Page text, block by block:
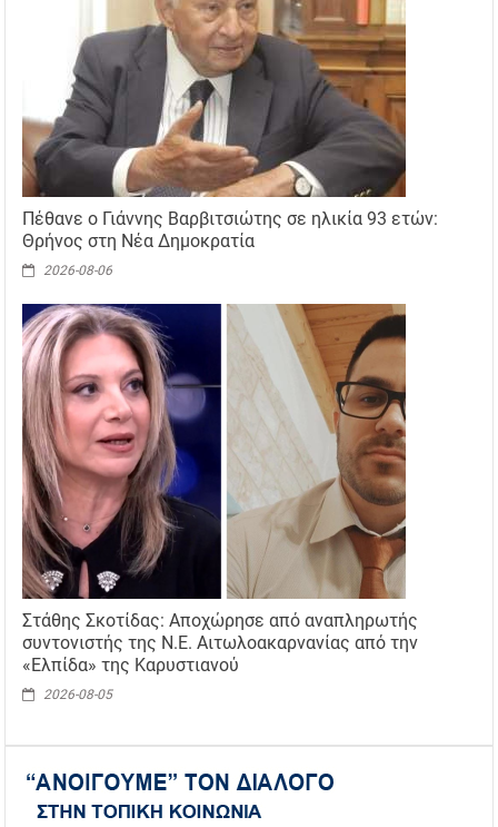
Πέθανε ο Γιάννης Βαρβιτσιώτης σε ηλικία 93 ετών:
Θρήνος στη Νέα Δημοκρατία
2026-08-06
Στάθης Σκοτίδας: Αποχώρησε από αναπληρωτής
συντονιστής της Ν.Ε. Αιτωλοακαρνανίας από την
«Ελπίδα» της Καρυστιανού
2026-08-05